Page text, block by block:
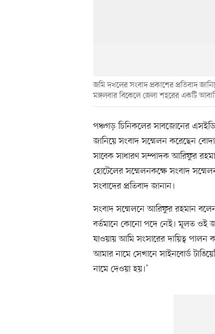
জমি দখলের সংবাদ প্রকাশের প্রতিবাদ
মঙ্গলবার বিকেলে জেলা শহরের একটি
পঞ্চগড় চিনিকলের সাবজোনের
জানিয়ে সংবাদ সম্মেলন করেছেন
সাবেক সাধারণ সম্পাদক আরিফুর
হোটেলের সম্মেলনকক্ষে সংবাদ
সংবাদের প্রতিবাদ জানান।
সংবাদ সম্মেলনে আরিফুর রহমান
বর্তমানে কোনো পদে নেই। মূলত ওই
যাওয়ায় আমি সংসারের দায়িত্ব
আমার নামে সেখানে সাইনবোর্ড
নামে দেওয়া হয়।’